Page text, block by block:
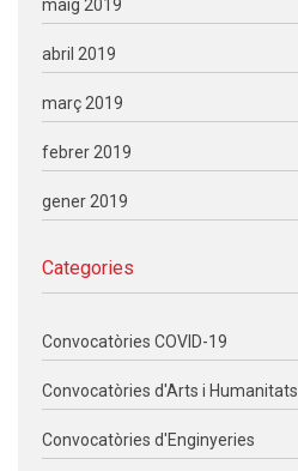
maig 2019
abril 2019
març 2019
febrer 2019
gener 2019
Categories
Convocatòries COVID-19
Convocatòries d'Arts i Humanitats
Convocatòries d'Enginyeries